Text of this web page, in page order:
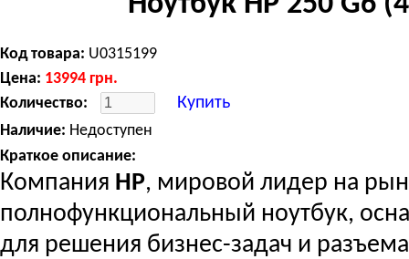
Код товара: U0315199
Цена: 13994 грн.
Количество:
Купить
Наличие: Недоступен
Краткое описание:
Компания HP, мировой лидер на
полнофункциональный ноутбук,
для решения бизнес-задач и